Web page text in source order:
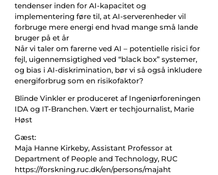
tendenser inden for AI-kapacitet og
implementering føre til, at AI-serverenheder vil
forbruge mere energi end hvad mange små lande
bruger på et år
Når vi taler om farerne ved AI – potentielle risici for
fejl, uigennemsigtighed ved “black box” systemer,
og bias i AI-diskrimination, bør vi så også inkludere
energiforbrug som en risikofaktor?
Blinde Vinkler er produceret af Ingeniørforeningen
IDA og IT-Branchen. Vært er techjournalist, Marie
Høst
Gæst:
Maja Hanne Kirkeby, Assistant Professor at
Department of People and Technology, RUC
https://forskning.ruc.dk/en/persons/majaht